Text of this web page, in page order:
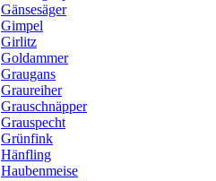
Gänsesäger
Gimpel
Girlitz
Goldammer
Graugans
Graureiher
Grauschnäpper
Grauspecht
Grünfink
Hänfling
Haubenmeise